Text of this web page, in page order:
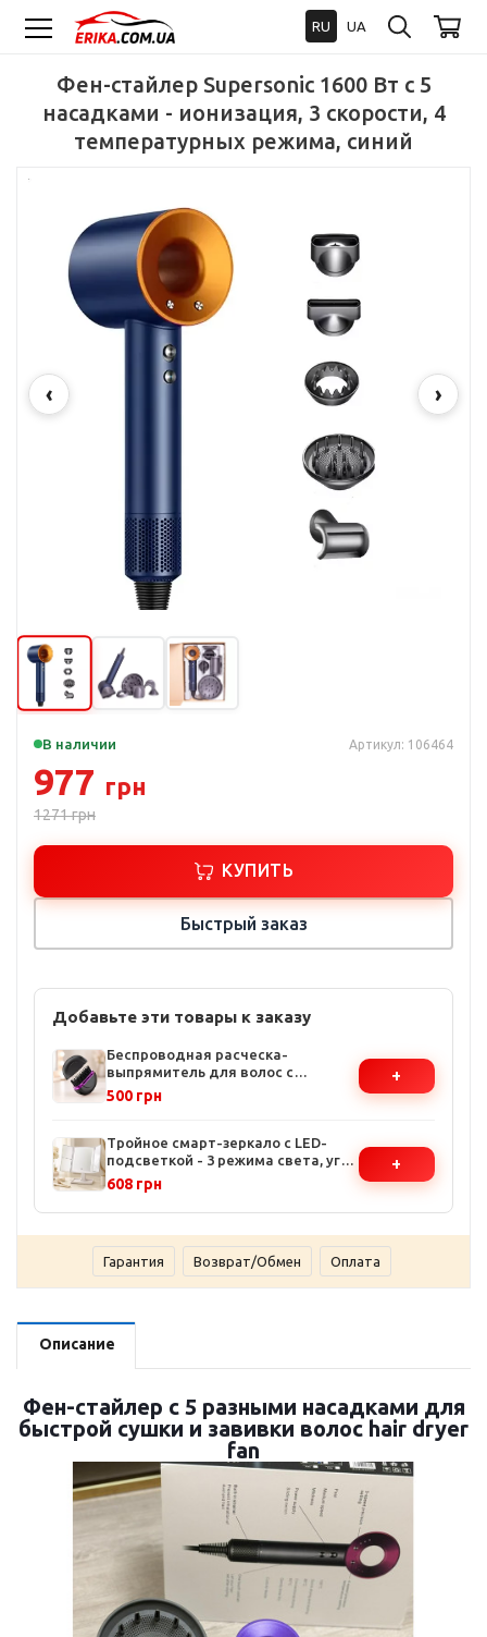
RU UA
Фен-стайлер Supersonic 1600 Вт с 5
насадками - ионизация, 3 скорости, 4
температурных режима, синий
‹ ›
В наличии Артикул: 106464
977 грн
1271грн
КУПИТЬ
Быстрый заказ
Добавьте эти товары к заказу
Беспроводная расческа-
выпрямитель для волос с
аккумулятором - 3 температурных
режима, керамическое покрытие,
500 грн
+
Тройное смарт-зеркало с LED-
подсветкой - 3 режима света, угол
наклона 180°, увеличение 2x и 3x
608 грн
+
Гарантия Возврат/Обмен Оплата
Описание
Фен-стайлер с 5 разными насадками для
быстрой сушки и завивки волос hair dryer
fan